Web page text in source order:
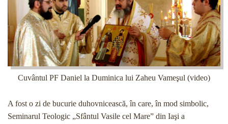
Contact
Cuvântul PF Daniel la Duminica lui Zaheu Vameşul (video)
A fost o zi de bucurie duhovnicească, în care, în mod simbolic,
Seminarul Teologic „Sfântul Vasile cel Mare” din Iaşi a